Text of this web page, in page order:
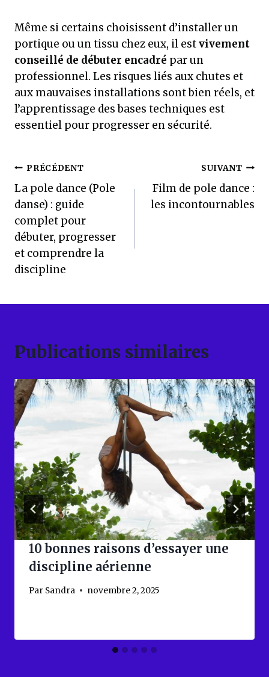
Même si certains choisissent d’installer un
portique ou un tissu chez eux, il estvivement
conseillé de débuter encadré par un
professionnel. Les risques liés aux chutes et
aux mauvaises installations sont bien réels, et
l’apprentissage des bases techniques est
essentiel pour progresser en sécurité.
Navigation
de
l’article
PRÉCÉDENT
La pole dance (Pole
danse) : guide
complet pour
débuter, progresser
et comprendre la
discipline
SUIVANT
Film de pole dance :
les incontournables
Publications similaires
10 bonnes raisons d’essayer une
discipline aérienne
Par Sandra novembre 2, 2025